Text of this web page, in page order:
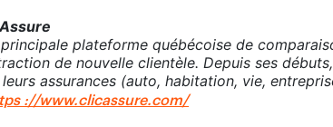
plateforme québécoise de
de nouvelle clientèle. Depuis ses
leurs assurances (auto, habitation, vie,
://www.clicassure.com/